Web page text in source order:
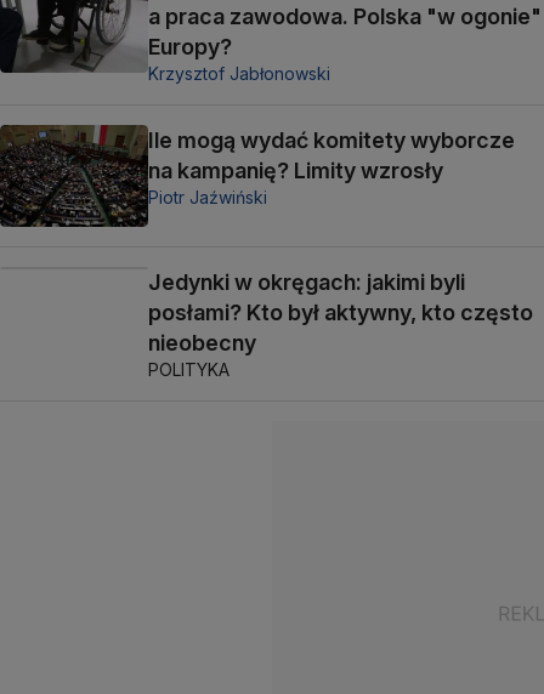
a praca zawodowa. Polska "w ogonie"
Europy?
Krzysztof Jabłonowski
Ile mogą wydać komitety wyborcze
na kampanię? Limity wzrosły
Piotr Jaźwiński
Jedynki w okręgach: jakimi byli
posłami? Kto był aktywny, kto często
nieobecny
POLITYKA